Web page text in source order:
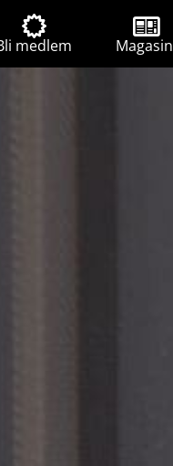
medlem Magasin